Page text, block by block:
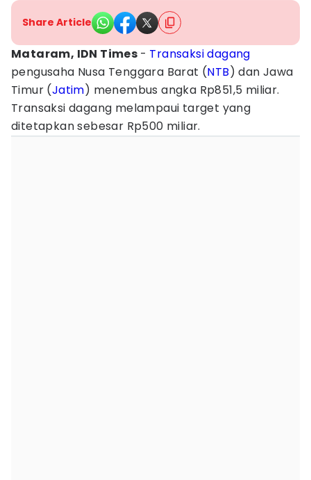
Share Article
Mataram, IDN Times - Transaksidagang
pengusaha Nusa Tenggara Barat (NTB) dan Jawa
Timur (Jatim) menembus angka Rp851,5 miliar.
Transaksi dagang melampaui target yang
ditetapkan sebesar Rp500 miliar.